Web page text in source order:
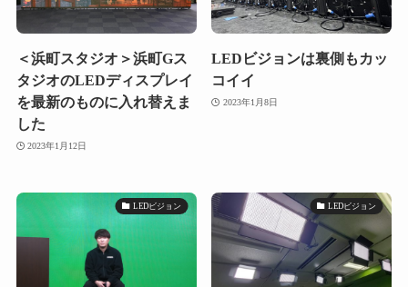
＜浜町スタジオ＞浜町Gス
タジオのLEDディスプレイ
を最新のものに入れ替えま
した
2023年1月12日
LEDビジョンは裏側もカッ
コイイ
2023年1月8日
LEDビジョン LEDビジョン